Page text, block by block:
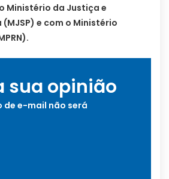
Ministério da Justiça e
e com o Ministério
sua opinião
de e-mail não será